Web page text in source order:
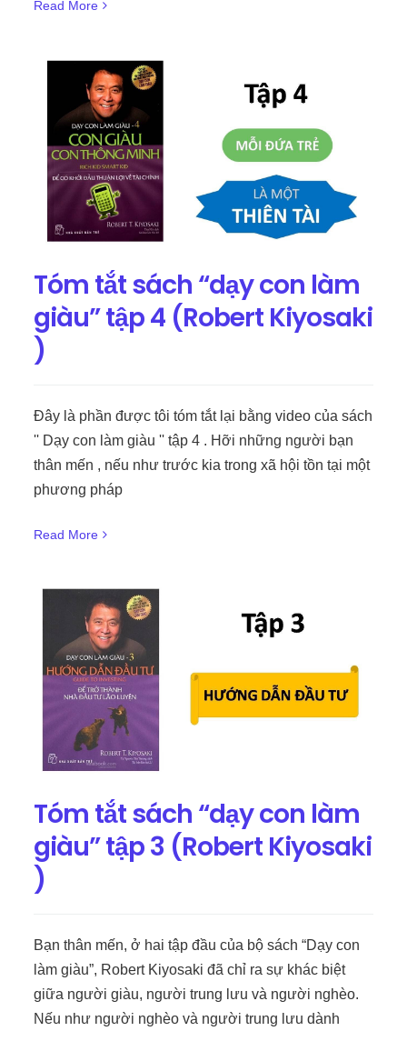
Read More
Tóm tắt sách “dạy con làm
giàu” tập 4 (Robert Kiyosaki
)
Đây là phần được tôi tóm tắt lại bằng video của sách
'' Dạy con làm giàu '' tập 4 . Hỡi những người bạn
thân mến , nếu như trước kia trong xã hội tồn tại một
phương pháp
Read More
Tóm tắt sách “dạy con làm
giàu” tập 3 (Robert Kiyosaki
)
Bạn thân mến, ở hai tập đầu của bộ sách “Dạy con
làm giàu”, Robert Kiyosaki đã chỉ ra sự khác biệt
giữa người giàu, người trung lưu và người nghèo.
Nếu như người nghèo và người trung lưu dành